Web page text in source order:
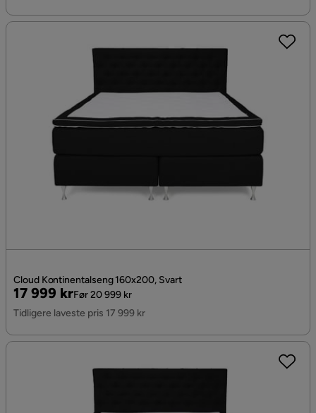
Cloud Kontinentalseng 160x200, Svart
Pris
17 999 kr
Original
Pris
Før 20 999 kr
Tidligere laveste pris 17 999 kr